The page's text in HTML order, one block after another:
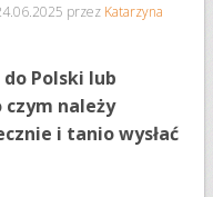
przez Katarzyna
do Polski lub
czym należy
i tanio wysłać